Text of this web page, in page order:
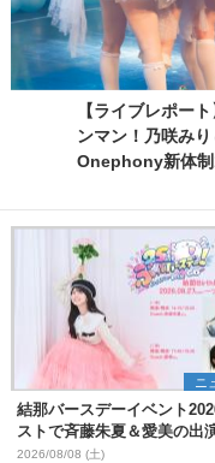
【ライブレポー
ンマン！乃咲み
Onephony新体
ニ
結那バースデーイベント
ストで斉藤朱夏＆愛美の出
定
2026/08/08 (土)